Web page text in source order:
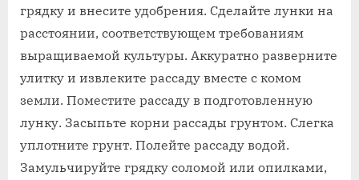
грядку и внесите удобрения. Сделайте лунки на
расстоянии, соответствующем требованиям
выращиваемой культуры. Аккуратно разверните
улитку и извлеките рассаду вместе с комом
земли. Поместите рассаду в подготовленную
лунку. Засыпьте корни рассады грунтом. Слегка
уплотните грунт. Полейте рассаду водой.
Замульчируйте грядку соломой или опилками,